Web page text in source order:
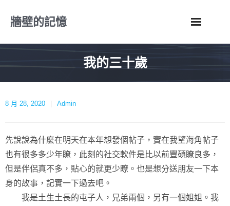
牆壁的記憶
我的三十歲
8 月 28, 2020 Admin
先說說為什麼在明天在本年想發個帖子，實在我望海角帖子
也有很多多少年瞭，此刻的社交軟件是比以前豐碩瞭良多，
但是伴侶真不多，貼心的就更少瞭。也是想分送朋友一下本
身的故事，記實一下過去吧。
我是土生土長的屯子人，兄弟兩個，另有一個姐姐。我